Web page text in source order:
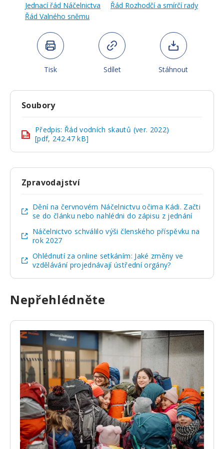
Jednací řád Náčelnictva
Řád Rozhodčí a smírčí rady
Řád Valného sněmu
Tisk Sdílet Stáhnout
Soubory
pdf
Předpis: Řád vodních skautů (ver. 2022)
[pdf, 242.47 kB]
Zpravodajství
Dění na červnovém Náčelnictvu očima Kádi. Začti
se do článku nebo nahlédni do zápisu z jednání
Náčelnictvo schválilo výši členského příspěvku na
rok 2027
Ohlédnutí za online setkáním: Jaké změny ve
vzdělávání projednávají ústřední orgány?
Nepřehlédněte